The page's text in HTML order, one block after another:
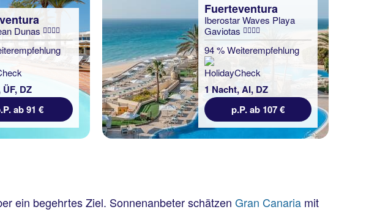
Dunas
DZ
ab 91 €
Fuerteventura
Iberostar Waves Playa
Gaviotas
94 % Weiterempfehlung
1 Nacht, AI, DZ
p.P. ab 107 €
ein begehrtes Ziel. Sonnenanbeter schätzen Gran Canaria mit